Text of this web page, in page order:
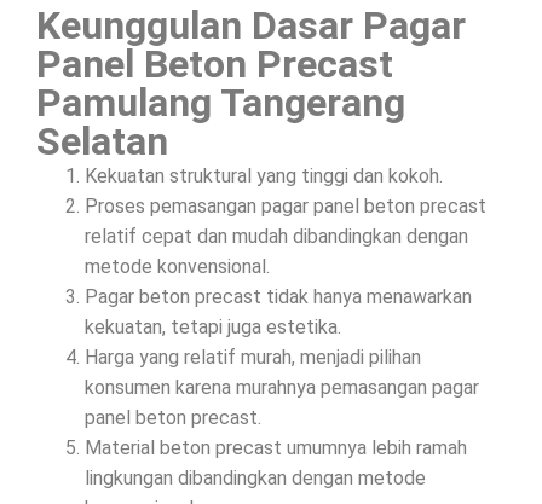
Keunggulan Dasar Pagar
Panel Beton Precast
Pamulang Tangerang
Selatan
Kekuatan struktural yang tinggi dan kokoh.
Proses pemasangan pagar panel beton precast
relatif cepat dan mudah dibandingkan dengan
metode konvensional.
Pagar beton precast tidak hanya menawarkan
kekuatan, tetapi juga estetika.
Harga yang relatif murah, menjadi pilihan
konsumen karena murahnya pemasangan pagar
panel beton precast.
Material beton precast umumnya lebih ramah
lingkungan dibandingkan dengan metode